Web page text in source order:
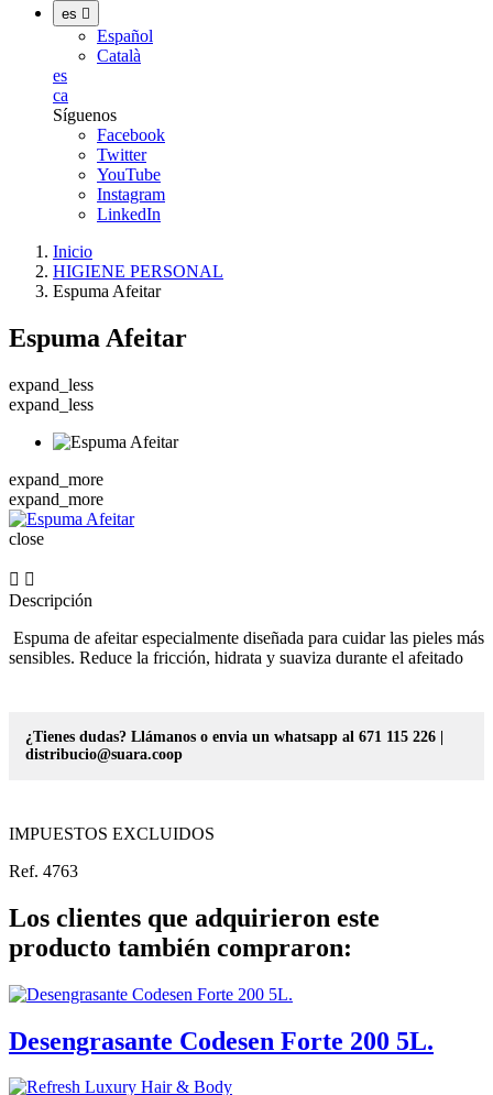
es 
Español
Català
es
ca
Síguenos
Facebook
Twitter
YouTube
Instagram
LinkedIn
Inicio
HIGIENE PERSONAL
Espuma Afeitar
Espuma Afeitar
expand_less
expand_less
expand_more
expand_more
close
 
Descripción
Espuma de afeitar especialmente diseñada para cuidar las pieles más
sensibles. Reduce la fricción, hidrata y suaviza durante el afeitado
¿Tienes dudas? Llámanos o envia un whatsapp al 671 115 226 |
distribucio@suara.coop
IMPUESTOS EXCLUIDOS
Ref. 4763
Los clientes que adquirieron este
producto también compraron:
Desengrasante Codesen Forte 200 5L.